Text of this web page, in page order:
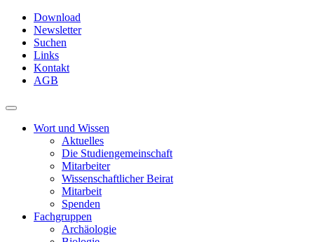
Skip
main
content
Download
Newsletter
Suchen
Links
Kontakt
AGB
Toggle
navigationWort und Wissen
Aktuelles
Die Studiengemeinschaft
Mitarbeiter
Wissenschaftlicher Beirat
Mitarbeit
Spenden
Fachgruppen
Archäologie